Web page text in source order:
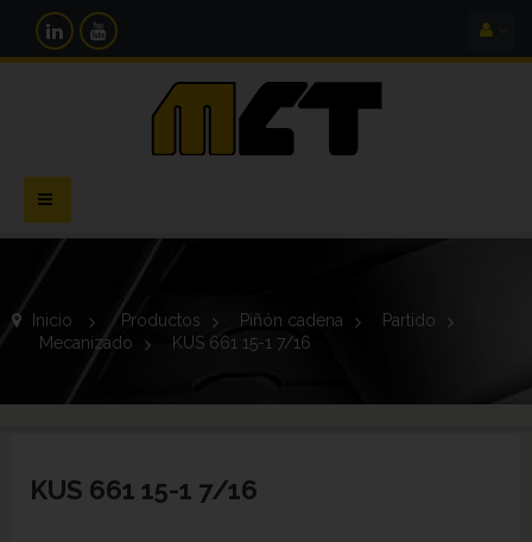
Navegación
Toggle
Inicio > Productos > Piñón cadena >
Partido
Mecanizado > KUS 661 15-1 7/16
KUS 661 15-1 7/16